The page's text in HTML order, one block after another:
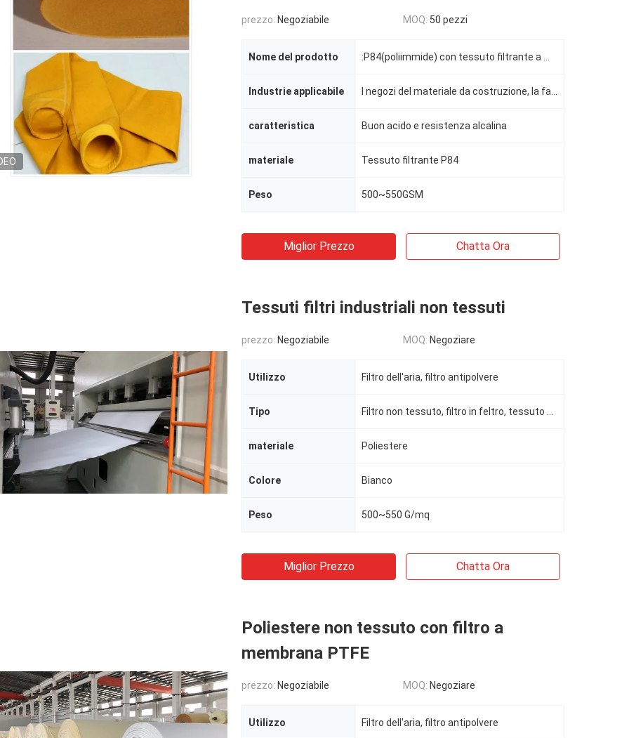
prezzo: Negoziabile MOQ: 50 pezzi
Nome del prodotto
Industrie applicabile
caratteristica Buon acido e resistenza alcalina
materiale Tessuto filtrante P84
Peso 500~550GSM
Miglior Prezzo Chatta Ora
Tessuti filtri industriali non tessuti
prezzo: Negoziabile MOQ: Negoziare
Utilizzo Filtro dell'aria, filtro antipolvere
Tipo
materiale Poliestere
Colore Bianco
Peso 500~550 G/mq
Miglior Prezzo Chatta Ora
Poliestere non tessuto con filtro a
membrana PTFE
prezzo: Negoziabile MOQ: Negoziare
Utilizzo Filtro dell'aria, filtro antipolvere